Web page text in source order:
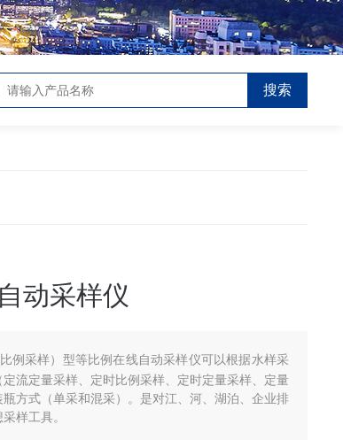
动采样仪
例采样）型等比例在线自动采样仪可以根据水样采
流定量采样、定时比例采样、定时定量采样、定量
方式（单采和混采）。是对江、河、湖泊、企业排
样工具。